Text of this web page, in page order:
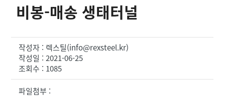
비봉-매송 생태터널
작성자 : 렉스틸(info@rexsteel.kr)
작성일 : 2021-06-25
조회수 : 1085
파일첨부 :